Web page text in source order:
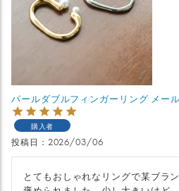
パールダブルフィンガーリング メー
購入者
投稿日 2026/03/06
とてもおしゃれなリングで某ブラ